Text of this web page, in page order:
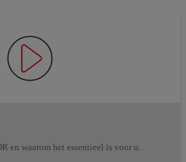
en waarom het essentieel is voor u.